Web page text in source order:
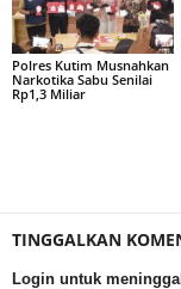
Polres Kutim Musnahkan
Narkotika Sabu Senilai
Rp1,3 Miliar
TINGGALKAN
Login untuk